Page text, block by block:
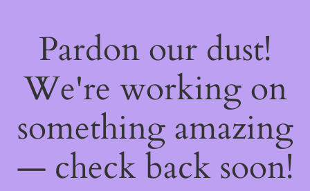
Pardon our dust!
We're working on
something amazing
— check back soon!